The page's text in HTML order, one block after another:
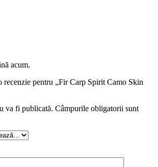
acum.
recenzie pentru „Fir Carp Spirit Camo Skin
va fi publicată. Câmpurile obligatorii sunt